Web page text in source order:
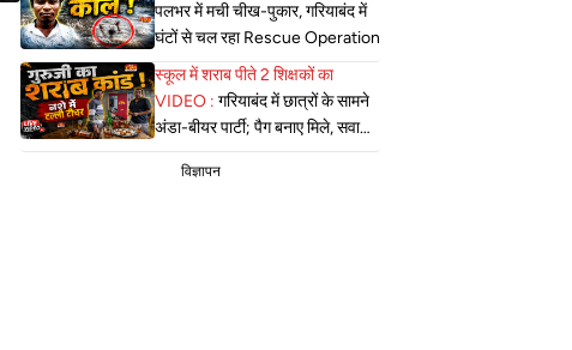
पलभर में मची चीख-पुकार, गरियाबंद में
घंटों से चल रहा Rescue Operation
स्कूल में शराब पीते 2 शिक्षकों का
VIDEO : गरियाबंद में छात्रों के सामने
अंडा-बीयर पार्टी; पैग बनाए मिले, सवाल
पूछने पर कहा- गेट आउट
विज्ञापन